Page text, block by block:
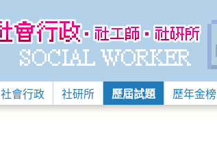
社會行政 社研所 歷屆試題 歷年金榜